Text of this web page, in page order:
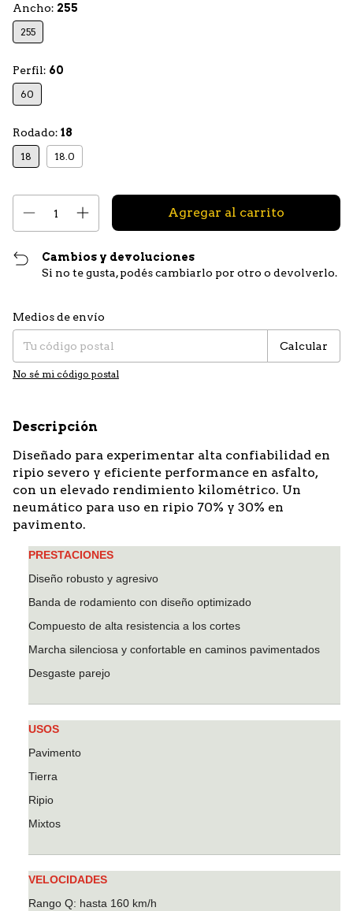
Ancho: 255
255
Perfil: 60
60
Rodado: 18
18 18.0
Cambios y devoluciones
Si no te gusta, podés cambiarlo por otro o devolverlo.
Entregas para el CP:
Medios de envío
Calcular
No sé mi código postal
Descripción
Diseñado para experimentar alta confiabilidad en
ripio severo y eficiente performance en asfalto,
con un elevado rendimiento kilométrico. Un
neumático para uso en ripio 70% y 30% en
pavimento.
PRESTACIONES
Diseño robusto y agresivo
Banda de rodamiento con diseño optimizado
Compuesto de alta resistencia a los cortes
Marcha silenciosa y confortable en caminos pavimentados
Desgaste parejo
USOS
Pavimento
Tierra
Ripio
Mixtos
VELOCIDADES
Rango Q: hasta 160 km/h